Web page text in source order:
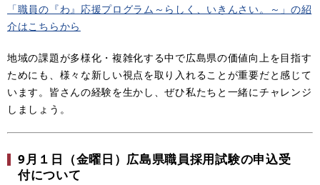
「職員の『わ』応援プログラム～らしく、いきんさい。～」の紹
介はこちらから
地域の課題が多様化・複雑化する中で広島県の価値向上を目指す
ためにも、様々な新しい視点を取り入れることが重要だと感じて
います。皆さんの経験を生かし、ぜひ私たちと一緒にチャレンジ
しましょう。
9月１日（金曜日）広島県職員採用試験の申込受
付について